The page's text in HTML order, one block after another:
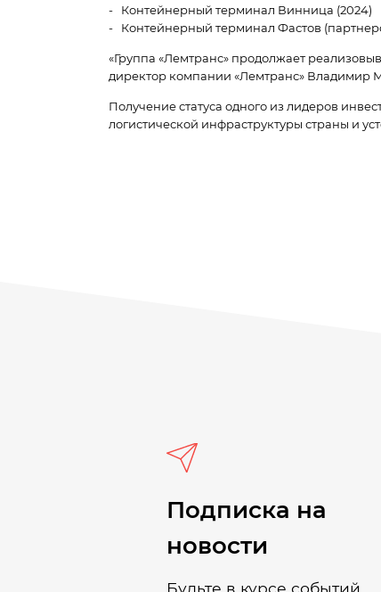
- Контейнерный терминал Винница (2024)
- Контейнерный терминал Фастов
«Группа «Лемтранс» продолжает
директор компании «Лемтранс» Владимир
Получение статуса одного из лидеров
логистической инфраструктуры страны и
Подписка на
новости